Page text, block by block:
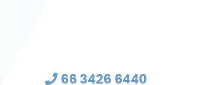
66 3426 6440